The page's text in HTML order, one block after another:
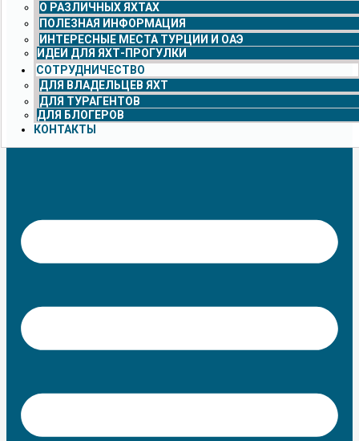
О РАЗЛИЧНЫХ ЯХТАХ
ПОЛЕЗНАЯ ИНФОРМАЦИЯ
ИНТЕРЕСНЫЕ МЕСТА ТУРЦИИ И ОАЭ
ИДЕИ ДЛЯ ЯХТ-ПРОГУЛКИ
СОТРУДНИЧЕСТВО
ДЛЯ ВЛАДЕЛЬЦЕВ ЯХТ
ДЛЯ ТУРАГЕНТОВ
ДЛЯ БЛОГЕРОВ
КОНТАКТЫ